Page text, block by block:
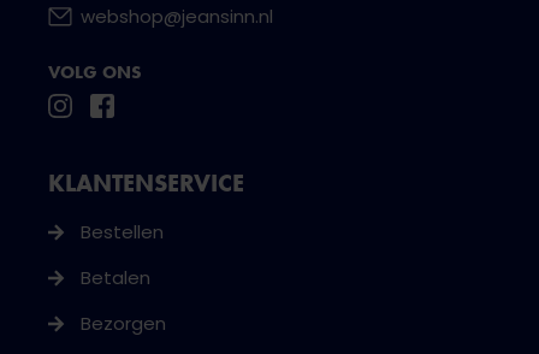
webshop@jeansinn.nl
VOLG ONS
KLANTENSERVICE
Bestellen
Betalen
Bezorgen